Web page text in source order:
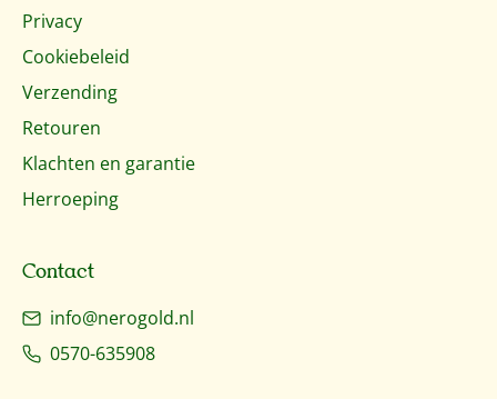
Privacy
Cookiebeleid
Verzending
Retouren
Klachten en garantie
Herroeping
Contact
info@nerogold.nl
0570-635908